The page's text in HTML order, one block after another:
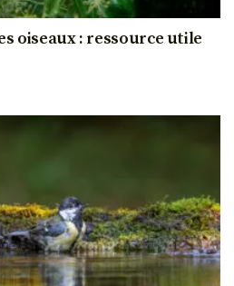
oiseaux : ressource utile